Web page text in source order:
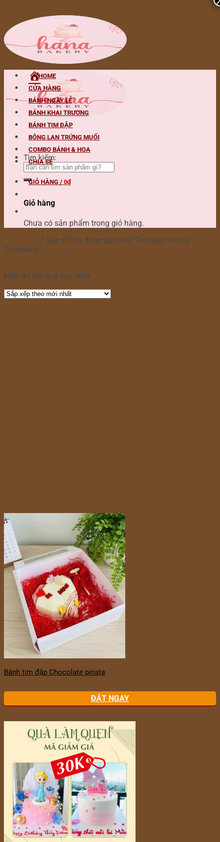
Tìm kiếm:
HOME
CỬA HÀNG
BÁNH NGÀY LỄ
BÁNH KHAI TRƯƠNG
BÁNH TIM ĐẬP
BÔNG LAN TRỨNG MUỐI
COMBO BÁNH & HOA
CHIA SẺ
GIỎ HÀNG / 0₫
Giỏ hàng
Chưa có sản phẩm trong giỏ hàng.
/ Sản phẩm được gắn thẻ “Tim Đập Pinata
Chocolate”
Hiển thị kết quả duy nhất
Bánh tim đập Chocolate pinata
ĐẶT NGAY